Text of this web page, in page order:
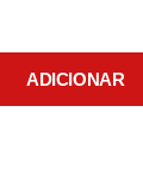
ADICIONAR